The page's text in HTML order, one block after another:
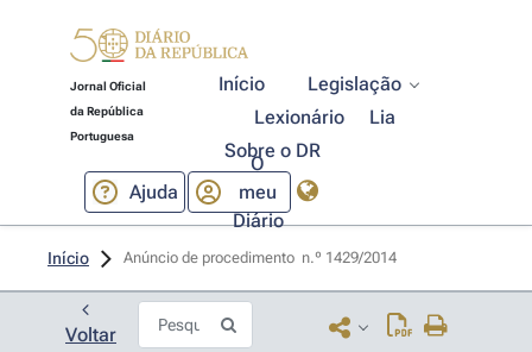
Jornal Oficial
da República
Portuguesa
Início
Legislação
Lexionário
Lia
Sobre o DR
Ajuda
O
meu
Diário
Início Anúncio de procedimento  n.º 1429/2014
Voltar